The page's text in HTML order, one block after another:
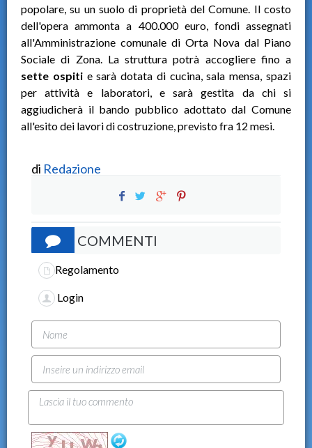
popolare, su un suolo di proprietà del Comune. Il costo
dell'opera ammonta a 400.000 euro, fondi assegnati
all'Amministrazione comunale di Orta Nova dal Piano
Sociale di Zona. La struttura potrà accogliere fino a
sette ospitie sarà dotata di cucina, sala mensa, spazi
per attività e laboratori, e sarà gestita da chi si
aggiudicherà il bando pubblico adottato dal Comune
all'esito dei lavori di costruzione, previsto fra 12 mesi.
di Redazione
COMMENTI
Regolamento
Login